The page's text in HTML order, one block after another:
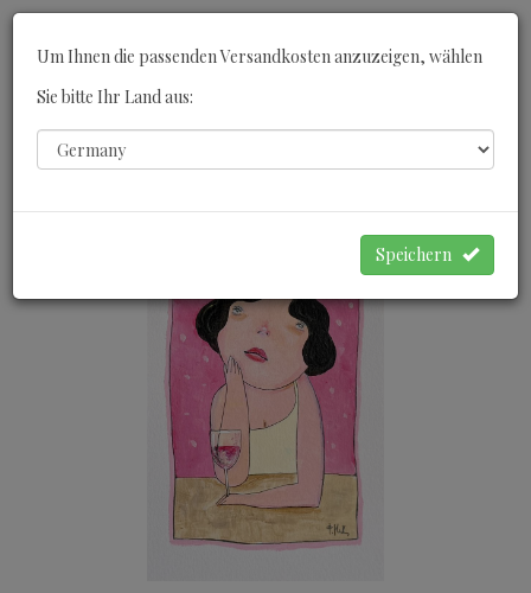
Um Ihnen die passenden Versandkosten anzuzeigen, wählen
Sie bitte Ihr Land aus:
Speichern